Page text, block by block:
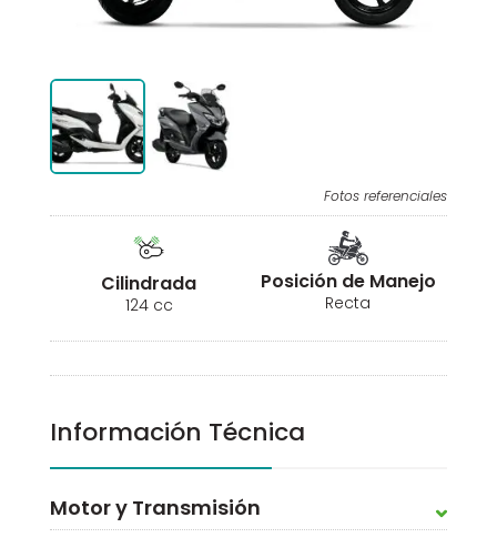
Fotos referenciales
Cilindrada
124 cc
Posición de Manejo
Recta
Información Técnica
Motor y Transmisión